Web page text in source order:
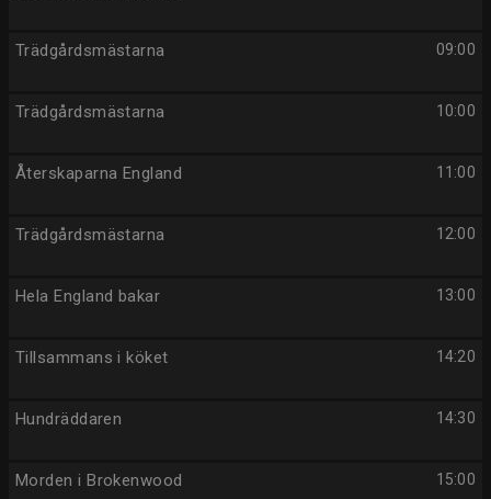
09:00
Trädgårdsmästarna
10:00
Trädgårdsmästarna
11:00
Återskaparna England
12:00
Trädgårdsmästarna
13:00
Hela England bakar
14:20
Tillsammans i köket
14:30
Hundräddaren
15:00
Morden i Brokenwood